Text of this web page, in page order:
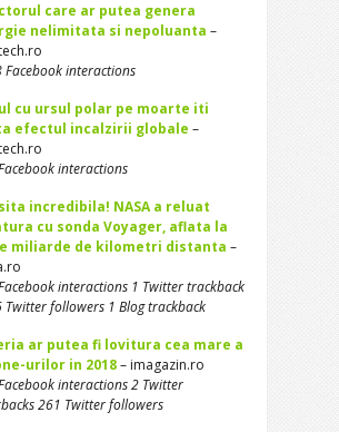
care ar putea genera
nelimitata si nepoluanta –
Facebook interactions
cu ursul polar pe moarte iti
efectul incalzirii globale –
interactions
incredibila! NASA a reluat
cu sonda Voyager, aflata la
miliarde de kilometri distanta –
interactions 1 Twitter trackback
Twitter followers 1 Blog trackback
ar putea fi lovitura cea mare a
urilor in 2018– imagazin.ro
interactions 2 Twitter
261 Twitter followers